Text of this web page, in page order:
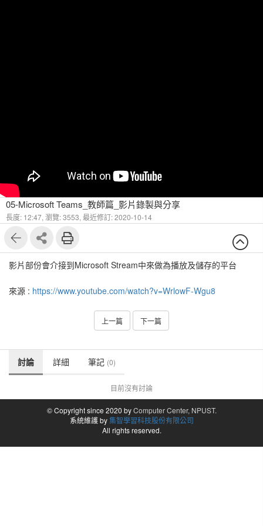
05-Microsoft Teams_教師篇_影片錄製與分享
長度: 12:47, 瀏覽: 3553, 最近修訂: 2020-10-14
影片部份會介接到Microsoft Stream中來做為播放及儲存的平台
來源 : https://www.youtube.com/watch?v=WrlowF-Wgu8
上一篇 下一篇
討論 詳細 筆記 (0)
目前沒有討論
© Copyright since 2020 byComputer Center, NPUST.
系統維護 by集智學習科技股份有限公司
All rights reserved.